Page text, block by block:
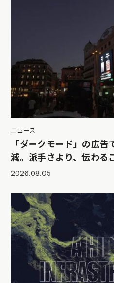
ニュース
「ダークモード」の広
減。派手さより、伝わる
2026.08.05